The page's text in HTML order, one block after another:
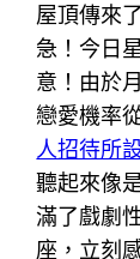
屋頂傳來
急！今日
意！由於
戀愛機率
人招待所
聽起來像
滿了戲劇
座，立刻